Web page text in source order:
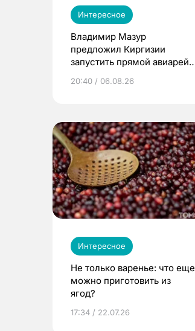
Интересное
Владимир Мазур
предложил Киргизии
запустить прямой авиарейс
20:40 / 06.08.26
Интересное
Не только варенье: что еще
можно приготовить из
ягод?
17:34 / 22.07.26